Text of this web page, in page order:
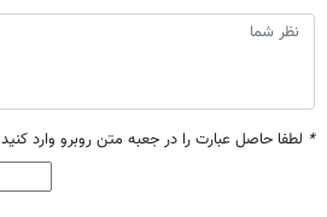
* لطفا حاصل عبارت را در جعبه متن روبرو وارد کنید